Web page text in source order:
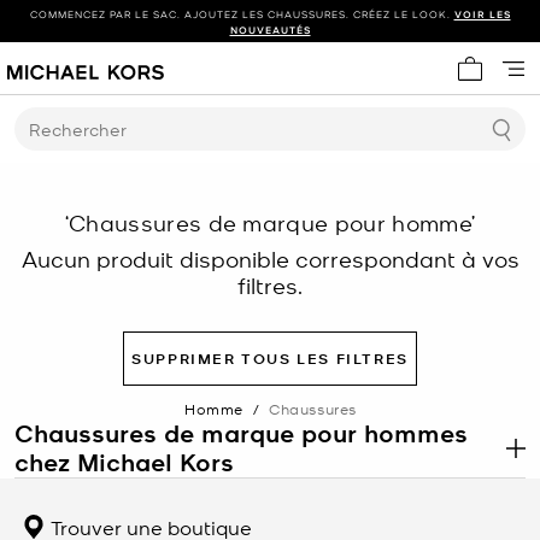
COMMENCEZ PAR LE SAC. AJOUTEZ LES CHAUSSURES. CRÉEZ LE LOOK. VOIR LES
NOUVEAUTÉS
Mon
Rechercher
‘Chaussures de marque pour homme’
Aucun produit disponible correspondant à vos
filtres.
SUPPRIMER TOUS LES FILTRES
Homme / Chaussures
Chaussures de marque pour hommes
chez Michael Kors
Michael Kors, vous savez que vous serez élégant chaque fois que
Trouver une boutique